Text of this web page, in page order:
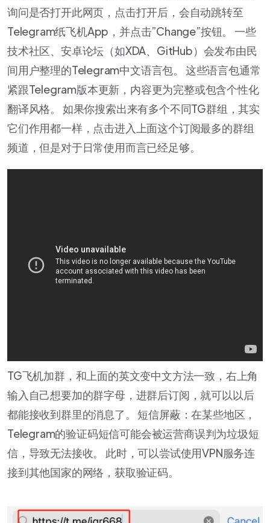
询问是否打开此网页，点击打开后，会自动跳转至
Telegram纸飞机App，并点击”Change”按钮。 一些
技术社区、安卓论坛（如XDA、GitHub）会发布由民
间用户整理的Telegram中文语言包。 这些语言包通常
紧跟Telegram版本更新，内容更为完整或包含个性化
翻译风格。 如果你搜索出来有多个不同TG群组，其实
它们作用都一样，点击进入上面这个订阅最多的群组
频道，但是对于日常使用而言已经足够。
TG飞机加群，和上面的英文变中文方法一致，右上角
输入自己想要加的群字母，进群后订阅，就可以以后
都能接收到群里的消息了。 短信屏蔽：在某些地区，
Telegram的验证码短信可能会被运营商误判为垃圾短
信，导致无法接收。 此时，可以尝试使用VPN服务连
接到其他国家的网络，获取验证码。